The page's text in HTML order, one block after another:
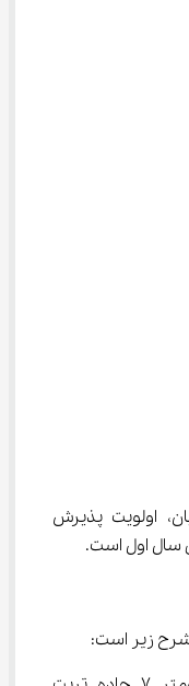
اولویت پذیرش
سال اول است.
زیر است: